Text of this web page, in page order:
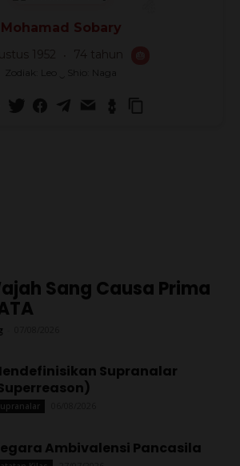
Mohamad Sobary
1952 74 tahun
Zodiak: Leo ‿ Shio: Naga
Sang Causa Prima
Supranalar
Ambivalensi Pancasila